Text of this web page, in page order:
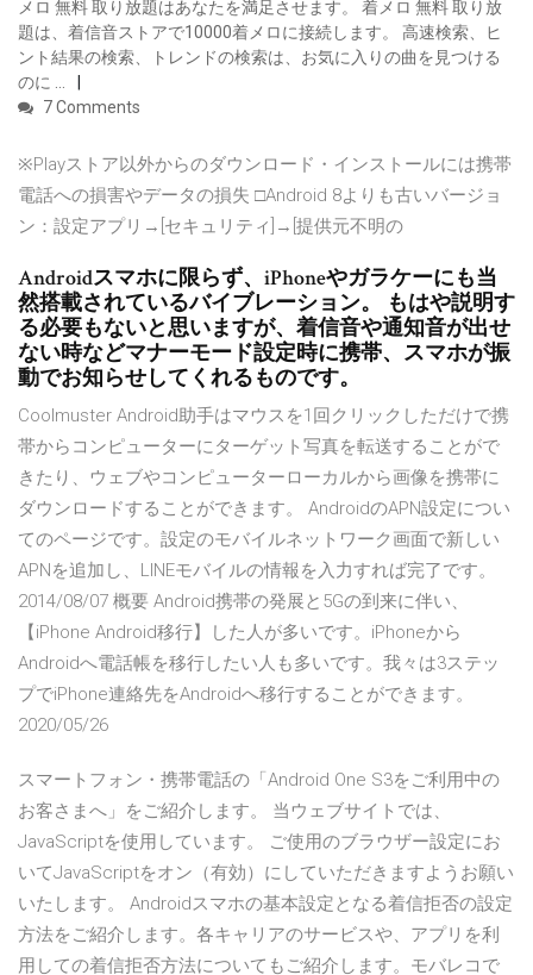
メロ 無料 取り放題はあなたを満足させます。 着メロ 無料 取り放
題は、着信音ストアで10000着メロに接続します。 高速検索、ヒ
ント結果の検索、トレンドの検索は、お気に入りの曲を見つける
のに …
7 Comments
※Playストア以外からのダウンロード・インストールには携帯
電話への損害やデータの損失 □Android 8よりも古いバージョ
ン：設定アプリ→[セキュリティ]→[提供元不明の
Androidスマホに限らず、iPhoneやガラケーにも当
然搭載されているバイブレーション。 もはや説明す
る必要もないと思いますが、着信音や通知音が出せ
ない時などマナーモード設定時に携帯、スマホが振
動でお知らせしてくれるものです。
Coolmuster Android助手はマウスを1回クリックしただけで携
帯からコンピューターにターゲット写真を転送することがで
きたり、ウェブやコンピューターローカルから画像を携帯に
ダウンロードすることができます。 AndroidのAPN設定につい
てのページです。設定のモバイルネットワーク画面で新しい
APNを追加し、LINEモバイルの情報を入力すれば完了です。
2014/08/07 概要 Android携帯の発展と5Gの到来に伴い、
【iPhone Android移行】した人が多いです。iPhoneから
Androidへ電話帳を移行したい人も多いです。我々は3ステッ
プでiPhone連絡先をAndroidへ移行することができます。
2020/05/26
スマートフォン・携帯電話の「Android One S3をご利用中の
お客さまへ」をご紹介します。 当ウェブサイトでは、
JavaScriptを使用しています。 ご使用のブラウザー設定にお
いてJavaScriptをオン（有効）にしていただきますようお願い
いたします。 Androidスマホの基本設定となる着信拒否の設定
方法をご紹介します。各キャリアのサービスや、アプリを利
用しての着信拒否方法についてもご紹介します。モバレコで